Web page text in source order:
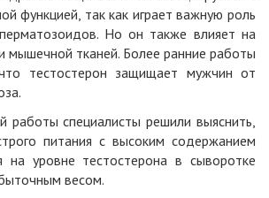
функцией, так как играет важную роль
Но он также влияет на
мышечной тканей. Более ранние работы
тестостерон защищает мужчин от
работы специалисты решили выяснить,
питания с высоким содержанием
на уровне тестостерона в сыворотке
весом.